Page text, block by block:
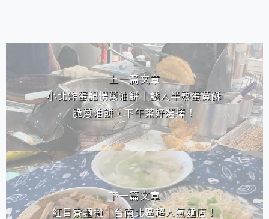
相連文章
上一篇文章
小北炸蛋記愣蔥油餅｜誘人半熟蛋黃酥
脆蔥油餅，下午茶好選擇！
下一篇文章
紅目寮麵攤｜台南北區超人氣麵店！